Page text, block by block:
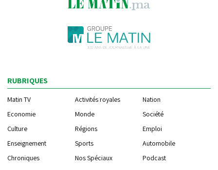
RUBRIQUES
Matin TV Activités royales
Nation
Economie
Monde
Société
Culture
Régions
Emploi
Enseignement
Sports
Automobile
Chroniques
Nos Spéciaux Podcast